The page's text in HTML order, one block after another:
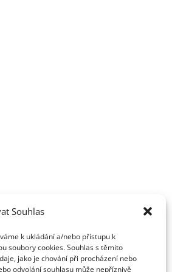
Souhlas
k ukládání a/nebo přístupu k
soubory cookies. Souhlas s těmito
jako je chování při procházení nebo
odvolání souhlasu může nepříznivě